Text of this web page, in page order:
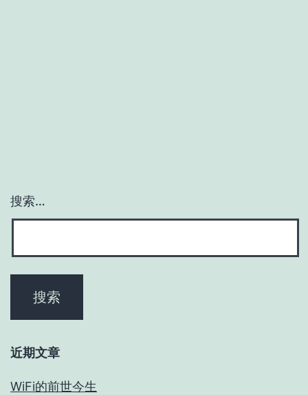
搜索…
近期文章
WiFi的前世今生